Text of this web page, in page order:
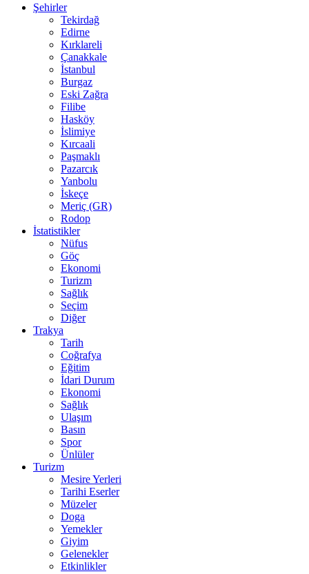
Şehirler
Tekirdağ
Edirne
Kırklareli
Çanakkale
İstanbul
Burgaz
Eski Zağra
Filibe
Hasköy
İslimiye
Kırcaali
Paşmaklı
Pazarcık
Yanbolu
İskeçe
Meriç (GR)
Rodop
İstatistikler
Nüfus
Göç
Ekonomi
Turizm
Sağlık
Seçim
Diğer
Trakya
Tarih
Coğrafya
Eğitim
İdari Durum
Ekonomi
Sağlık
Ulaşım
Basın
Spor
Ünlüler
Turizm
Mesire Yerleri
Tarihi Eserler
Müzeler
Doga
Yemekler
Giyim
Gelenekler
Etkinlikler